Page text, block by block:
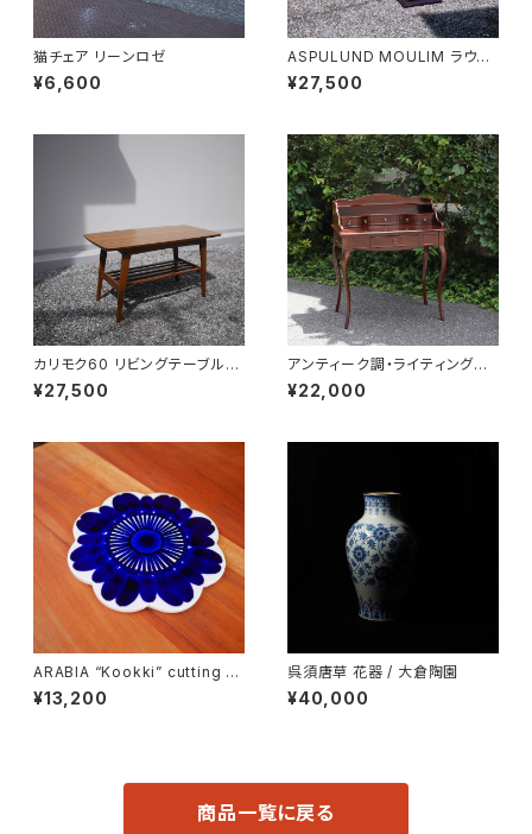
猫チェア リーンロゼ
¥6,600
ASPULUND MOULIM ラウン
ドテーブル
¥27,500
カリモク60 リビングテーブル
小
¥27,500
アンティーク調・ライティングデ
スク
¥22,000
ARABIA “Kookki” cutting b
oard
¥13,200
呉須唐草 花器 / 大倉陶園
¥40,000
商品一覧に戻る